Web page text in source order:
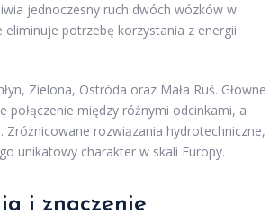
jednoczesny ruch dwóch wózków w
potrzebę korzystania z energii
Zielona, Ostróda oraz Mała Ruś. Główne
między różnymi odcinkami, a
rozwiązania hydrotechniczne,
unikatowy charakter w skali Europy.
i znaczenie